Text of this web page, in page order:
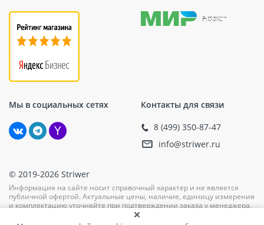
Мы в социальных сетях Контакты для связи
8 (499) 350-87-47
info@striwer.ru
© 2019-2026 Striwer
Информация на сайте носит справочный характер и не является
публичной офертой. Актуальные цены, наличие, единицу измерения
и комплектацию уточняйте при подтверждении заказа у менеджера.